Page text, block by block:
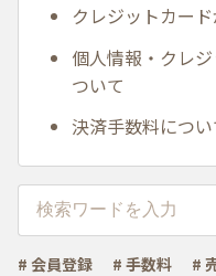
クレジットカー
個人情報・クレ
ついて
決済手数料につい
# 会員登録 # 手数料 #